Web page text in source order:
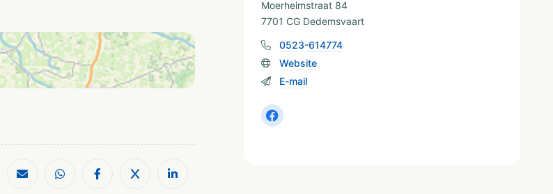
Moerheimstraat 84
7701 CG Dedemsvaart
0523-614774
Website
E-mail